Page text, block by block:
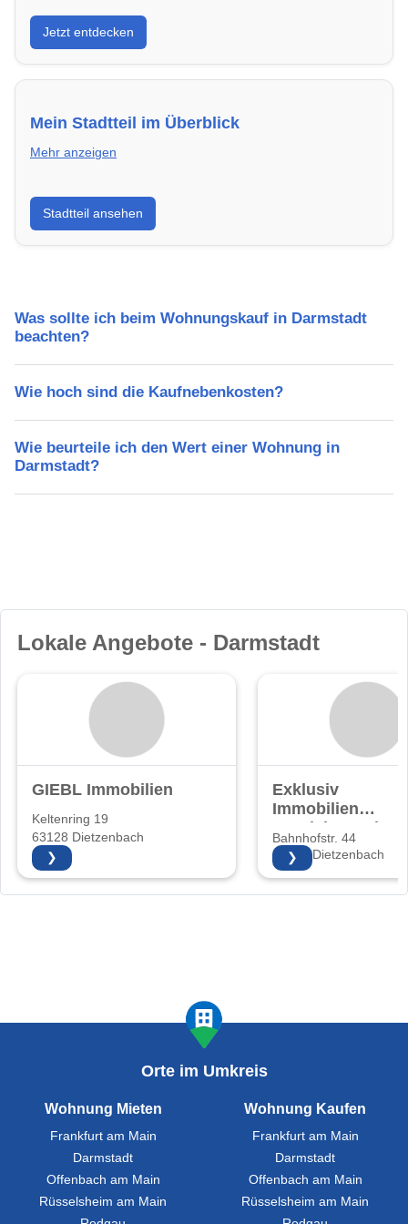
Entdecke Neubauprojekte in Darmstadt – modern,
energieeffizient und sofort bezugsfertig.
Jetzt entdecken
Mein Stadtteil im Überblick
Mehr anzeigen
Erfahre mehr über deinen Stadtteil in Darmstadt:
Lebensqualität, Verkehrsanbindung, Schulen,
Freizeitmöglichkeiten und Mietpreise.
Stadtteil ansehen
Was sollte ich beim Wohnungskauf in Darmstadt
beachten?
Wie hoch sind die Kaufnebenkosten?
Wie beurteile ich den Wert einer Wohnung in
Darmstadt?
Lokale Angebote - Darmstadt
GIEBL Immobilien
Keltenring 19
63128 Dietzenbach
❯
Exklusiv
Immobilien
Vertriebs GmbH
Bahnhofstr. 44
63128 Dietzenbach
❯
Orte im Umkreis
Wohnung Mieten
Frankfurt am Main
Darmstadt
Offenbach am Main
Rüsselsheim am Main
Wohnung Kaufen
Frankfurt am Main
Darmstadt
Offenbach am Main
Rüsselsheim am Main